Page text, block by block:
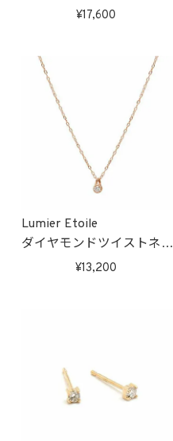
クレス(ホワイトゴールド)
17,600
Lumier Etoile
ダイヤモンドツイストネッ
クレス(ピンクゴールド)
13,200